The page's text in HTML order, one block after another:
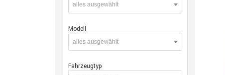
alles ausgewählt
Modell
alles ausgewählt
Fahrzeugtyp